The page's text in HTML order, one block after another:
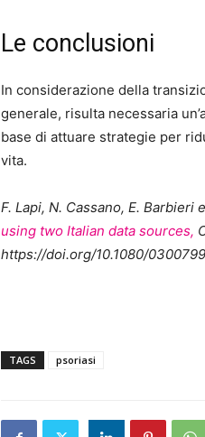
Le conclusioni
In considerazione della
generale, risulta necessaria
base di attuare strategie per
vita.
F. Lapi, N. Cassano, E. Barbieri
using two Italian data sources,
https://doi.org/10.1080/
TAGS psoriasi